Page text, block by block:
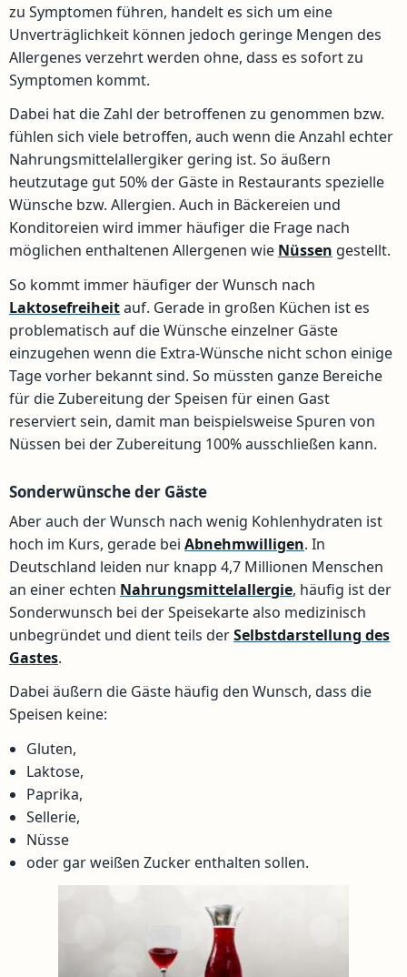
zu Symptomen führen, handelt es sich um eine
Unverträglichkeit können jedoch geringe Mengen des
Allergenes verzehrt werden ohne, dass es sofort zu
Symptomen kommt.
Dabei hat die Zahl der betroffenen zu genommen bzw.
fühlen sich viele betroffen, auch wenn die Anzahl echter
Nahrungsmittelallergiker gering ist. So äußern
heutzutage gut 50% der Gäste in Restaurants spezielle
Wünsche bzw. Allergien. Auch in Bäckereien und
Konditoreien wird immer häufiger die Frage nach
möglichen enthaltenen Allergenen wie Nüssen gestellt.
So kommt immer häufiger der Wunsch nach
Laktosefreiheitauf. Gerade in großen Küchen ist es
problematisch auf die Wünsche einzelner Gäste
einzugehen wenn die Extra-Wünsche nicht schon einige
Tage vorher bekannt sind. So müssten ganze Bereiche
für die Zubereitung der Speisen für einen Gast
reserviert sein, damit man beispielsweise Spuren von
Nüssen bei der Zubereitung 100% ausschließen kann.
Sonderwünsche der Gäste
Aber auch der Wunsch nach wenig Kohlenhydraten ist
hoch im Kurs, gerade bei Abnehmwilligen. In
Deutschland leiden nur knapp 4,7 Millionen Menschen
an einer echten Nahrungsmittelallergie, häufig ist der
Sonderwunsch bei der Speisekarte also medizinisch
unbegründet und dient teils derSelbstdarstellung des
Gastes.
Dabei äußern die Gäste häufig den Wunsch, dass die
Speisen keine:
Gluten,
Laktose,
Paprika,
Sellerie,
Nüsse
oder gar weißen Zucker enthalten sollen.